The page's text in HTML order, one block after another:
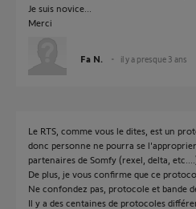
Je suis novice...
Merci
Fa N. il y a presque 3 ans
Le RTS, comme vous le dites, est un
donc personne ne pourra se
partenaires de Somfy (rexel, delta,
De plus, je vous confirme que ce
Ne confondez pas, protocole et bande
Il y a des centaines de protocoles